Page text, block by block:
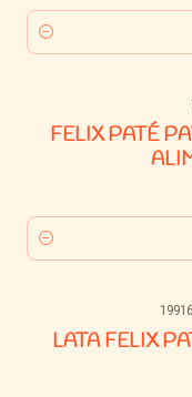
Quantity
FELIX PATÉ
Quantity
LATA FELIX